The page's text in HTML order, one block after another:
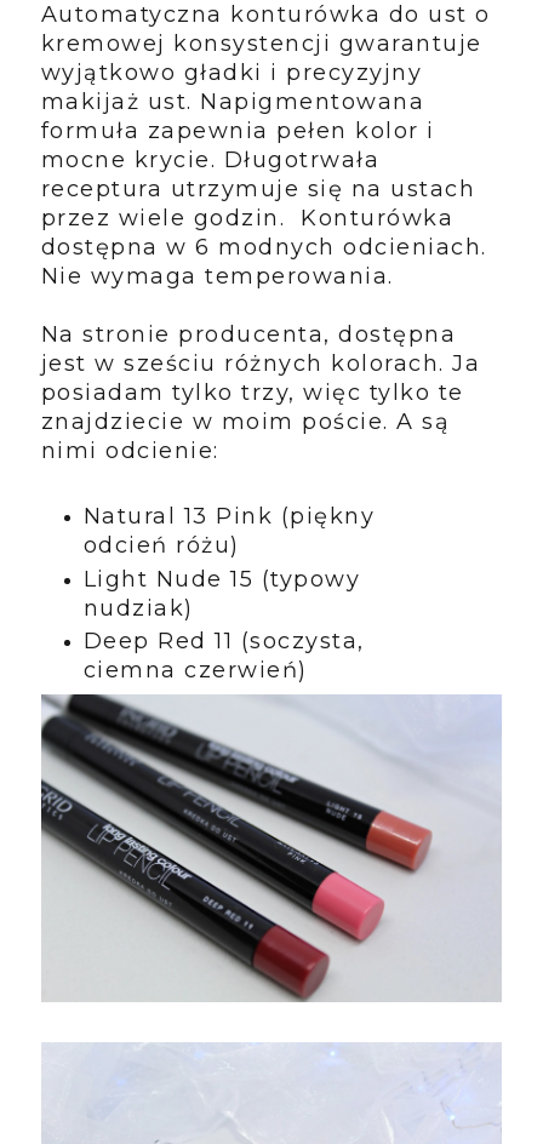
Automatyczna konturówka do ust o
kremowej konsystencji gwarantuje
wyjątkowo gładki i precyzyjny
makijaż ust. Napigmentowana
formuła zapewnia pełen kolor i
mocne krycie. Długotrwała
receptura utrzymuje się na ustach
przez wiele godzin. Konturówka
dostępna w 6 modnych odcieniach.
Nie wymaga temperowania.
Na stronie producenta, dostępna
jest w sześciu różnych kolorach. Ja
posiadam tylko trzy, więc tylko te
znajdziecie w moim poście. A są
nimi odcienie:
Natural 13 Pink (piękny
odcień różu)
Light Nude 15 (typowy
nudziak)
Deep Red 11 (soczysta,
ciemna czerwień)